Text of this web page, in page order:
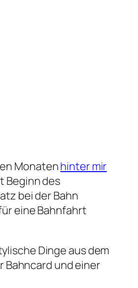
Monatenhinter mir
Beginn des
bei der Bahn
eine Bahnfahrt
Dinge aus dem
Bahncard und einer